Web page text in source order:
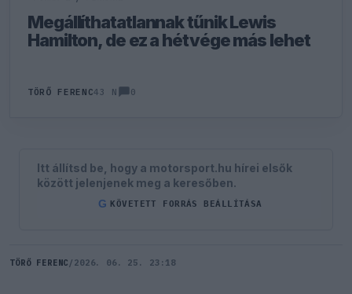
Megállíthatatlannak tűnik Lewis
Hamilton, de ez a hétvége más lehet
TÖRŐ FERENC43 N 0
Itt állítsd be, hogy a motorsport.hu hírei elsők
között jelenjenek meg a keresőben.
G KÖVETETT FORRÁS BEÁLLÍTÁSA
TÖRŐ FERENC / 2026. 06. 25. 23:18